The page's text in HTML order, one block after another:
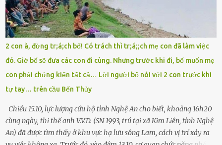
giúp cháu với, cháu không có điện thoại… Người thì lắc đầu. Người
thì tăng ga tránh xa như né một kẻ lừa đảo. Tôi gào lên giữa đường
như một kẻ mất trí. Vô ích. 6h10. Còn hơn 30 phút nữa. Trong đầu
tôi chỉ có một lựa chọn duy nhất: chạy. Tôi quăng xe vào vệ đường,
rút tờ giấy báo dự thi nhét túi áo, đeo ba lô và chạy . Chạy miết.
Chạy không ngừng. Qua ngã...
2 con à, đừng tr;á;ch bố! Có trách thì tr;á;;ch mẹ con đã làm việc
đó. Giờ bố sẽ đưa các con đi cùng. Nhưng trước khi đi, bố muốn mẹ
con phải chứng kiến tất cả… Lời người bố nói với 2 con trước khi
tự tay… trên cầu Bến Thủy
Chiều 15.10, lực lượng cứu hộ tỉnh Nghệ An cho biết, khoảng 16h20
cùng ngày, thi thể anh V.V.D. (SN 1993, trú tại xã Kim Liên, tỉnh Nghệ
An) đã được tìm thấy ở khu vực hạ lưu sông Lam, cách vị trí xảy ra